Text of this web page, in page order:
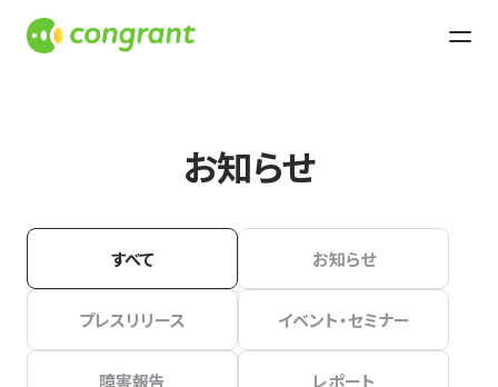
お知らせ
すべて お知らせ
プレスリリース イベント・セミナー
障害報告 レポート